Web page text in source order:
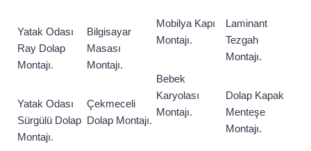
Yatak Odası
Ray Dolap
Montajı.
Yatak Odası
Sürgülü Dolap
Montajı.
Bilgisayar
Masası
Montajı.
Çekmeceli
Dolap Montajı.
Mobilya Kapı
Montajı.
Bebek
Karyolası
Montajı.
Laminant
Tezgah
Montajı.
Dolap Kapak
Menteşe
Montajı.